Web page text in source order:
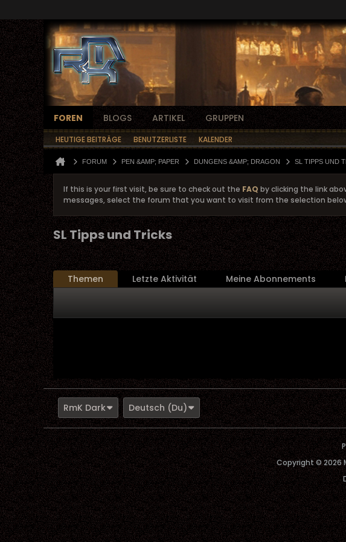
FOREN BLOGS ARTIKEL GRUPPEN
HEUTIGE BEITRÄGE BENUTZERLISTE KALENDER
FORUM PEN &AMP; PAPER DUNGENS &AMP; DRAGON SL TIPPS UND
If this is your first visit, be sure to check out the FAQ by clicking the link
messages, select the forum that you want to visit from the selection
SL Tipps und Tricks
Themen Letzte Aktivität Meine Abonnements
RmK Dark Deutsch (Du)
Copyright © 2026